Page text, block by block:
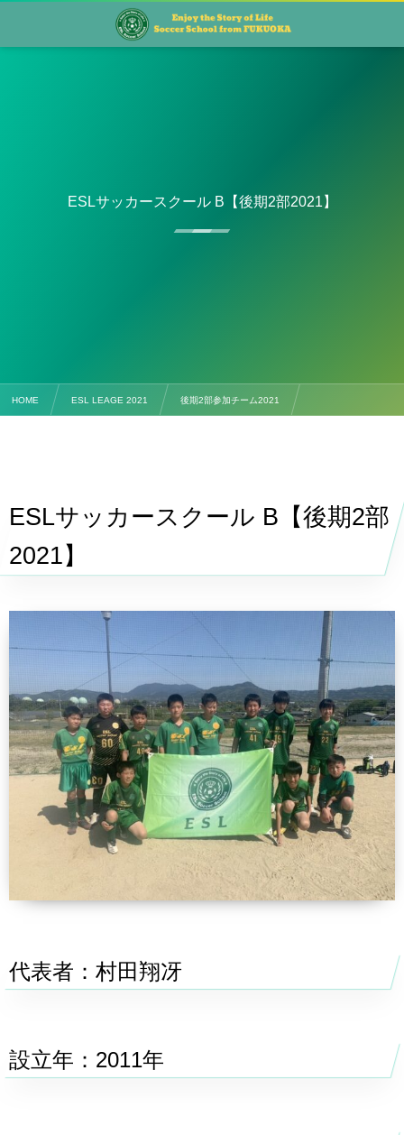
ESLサッカースクール B【後期2部2021】
HOME ESL LEAGE 2021 後期2部参加チーム2021
ESLサッカースクール B【後期2部
2021】
代表者：村田翔冴
設立年：2011年